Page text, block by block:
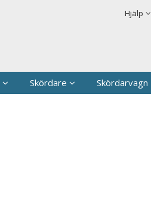
Hjälp
Säkerhet & Cookies
Skördare Skördarvagn